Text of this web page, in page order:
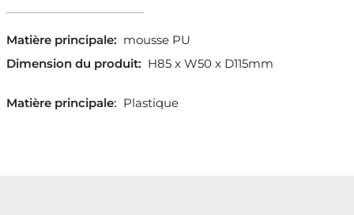
Matière principale: mousse PU
Dimension du produit: H85 x W50 x D115mm
Matière principale: Plastique